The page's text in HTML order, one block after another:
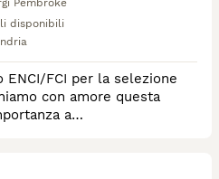
disponibili
FCI per la selezione
con amore questa
a